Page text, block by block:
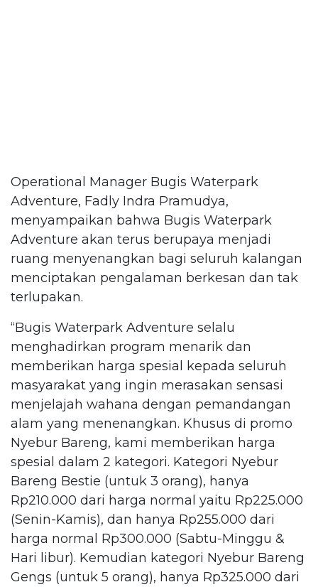
Operational Manager Bugis Waterpark
Adventure, Fadly Indra Pramudya,
menyampaikan bahwa Bugis Waterpark
Adventure akan terus berupaya menjadi
ruang menyenangkan bagi seluruh kalangan
menciptakan pengalaman berkesan dan tak
terlupakan.
“Bugis Waterpark Adventure selalu
menghadirkan program menarik dan
memberikan harga spesial kepada seluruh
masyarakat yang ingin merasakan sensasi
menjelajah wahana dengan pemandangan
alam yang menenangkan. Khusus di promo
Nyebur Bareng, kami memberikan harga
spesial dalam 2 kategori. Kategori Nyebur
Bareng Bestie (untuk 3 orang), hanya
Rp210.000 dari harga normal yaitu Rp225.000
(Senin-Kamis), dan hanya Rp255.000 dari
harga normal Rp300.000 (Sabtu-Minggu &
Hari libur). Kemudian kategori Nyebur Bareng
Gengs (untuk 5 orang), hanya Rp325.000 dari